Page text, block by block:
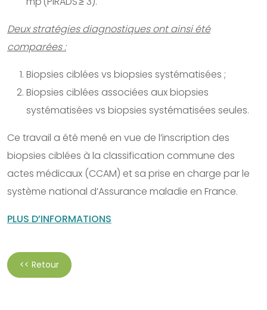
Deux stratégies diagnostiques ont ainsi été
comparées :
Biopsies ciblées vs biopsies systématisées ;
Biopsies ciblées associées aux biopsies
systématisées vs biopsies systématisées seules.
Ce travail a été mené en vue de l’inscription des
biopsies ciblées à la classification commune des
actes médicaux (CCAM) et sa prise en charge par le
système national d’Assurance maladie en France.
PLUS D’INFORMATIONS
<< Retour